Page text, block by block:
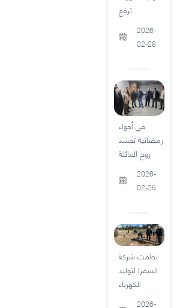
ترفع
2026-
02-28
في أجواء
رمضانية تجسد
روح العائلة
2026-
02-25
نظمت شركة
السمرا لتوليد
الكهرباء
2026-